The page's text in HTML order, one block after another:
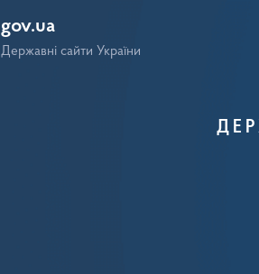
gov.ua
Державні сайти України